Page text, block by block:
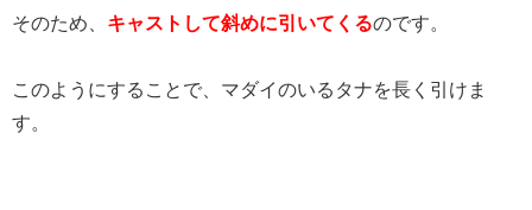
そのため、 キャストして斜めに引いてくるのです。
このようにすることで、マダイのいるタナを長く引けま
す。